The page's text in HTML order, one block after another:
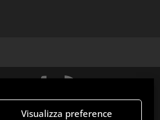
Visualizza preference